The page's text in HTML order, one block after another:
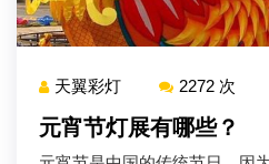
天翼彩灯 2272 次
元宵节灯展有哪些？